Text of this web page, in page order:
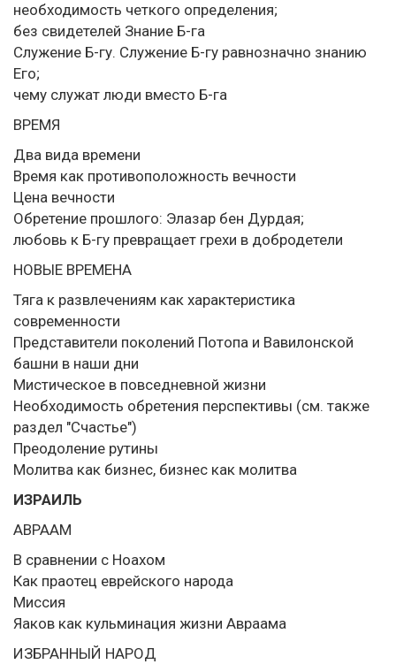
необходимость четкого определения;
без свидетелей Знание Б-га
Служение Б-гу. Служение Б-гу равнозначно знанию
Его;
чему служат люди вместо Б-га
ВРЕМЯ
Два вида времени
Время как противоположность вечности
Цена вечности
Обретение прошлого: Элазар бен Дурдая;
любовь к Б-гу превращает грехи в добродетели
НОВЫЕ ВРЕМЕНА
Тяга к развлечениям как характеристика
современности
Представители поколений Потопа и Вавилонской
башни в наши дни
Мистическое в повседневной жизни
Необходимость обретения перспективы (см. также
раздел "Счастье")
Преодоление рутины
Молитва как бизнес, бизнес как молитва
ИЗРАИЛЬ
АВРААМ
В сравнении с Ноахом
Как праотец еврейского народа
Миссия
Яаков как кульминация жизни Авраама
ИЗБРАННЫЙ НАРОД